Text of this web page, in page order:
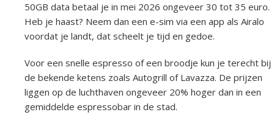
50GB data betaal je in mei 2026 ongeveer 30 tot 35 euro.
Heb je haast? Neem dan een e-sim via een app als Airalo
voordat je landt, dat scheelt je tijd en gedoe.
Voor een snelle espresso of een broodje kun je terecht bij
de bekende ketens zoals Autogrill of Lavazza. De prijzen
liggen op de luchthaven ongeveer 20% hoger dan in een
gemiddelde espressobar in de stad.